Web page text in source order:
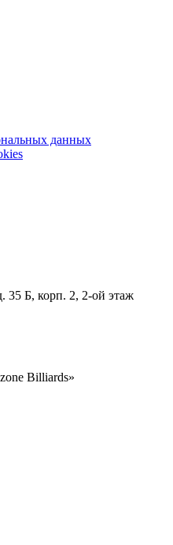
данных
35 Б, корп. 2, 2-ой этаж
Billiards»